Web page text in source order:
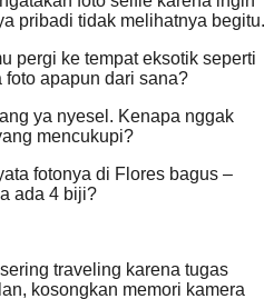
pribadi tidak melihatnya begitu.
pergi ke tempat eksotik seperti
foto apapun dari sana?
ya nyesel. Kenapa nggak
mencukupi?
fotonya di Flores bagus –
ada 4 biji?
traveling karena tugas
kosongkan memori kamera